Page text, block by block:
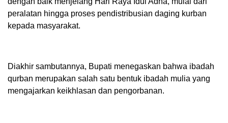
peralatan hingga proses pendistribusian daging kurban
kepada masyarakat.
Diakhir sambutannya, Bupati menegaskan bahwa ibadah
qurban merupakan salah satu bentuk ibadah mulia yang
mengajarkan keikhlasan dan pengorbanan.